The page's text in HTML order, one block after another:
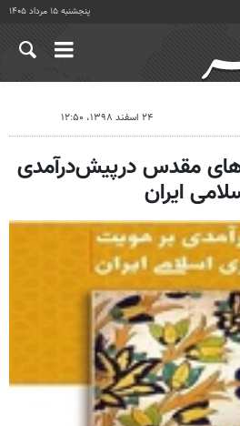
پنجشنبه ۱۵ مرداد ۱۴۰۵
۲۴ اسفند ۱۳۹۸، ۱۲:۵۰
مقدس درپیش‌درآمدی
ایران